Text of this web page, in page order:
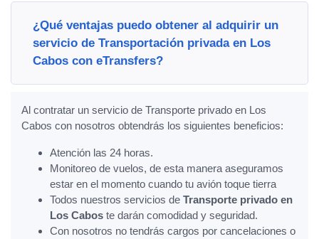
¿Qué ventajas puedo obtener al adquirir un
servicio de Transportación privada en Los
Cabos con eTransfers?
Al contratar un servicio de Transporte privado en Los
Cabos con nosotros obtendrás los siguientes beneficios:
Atención las 24 horas.
Monitoreo de vuelos, de esta manera aseguramos
estar en el momento cuando tu avión toque tierra
Todos nuestros servicios de Transporte privado en
Los Cabos te darán comodidad y seguridad.
Con nosotros no tendrás cargos por cancelaciones o